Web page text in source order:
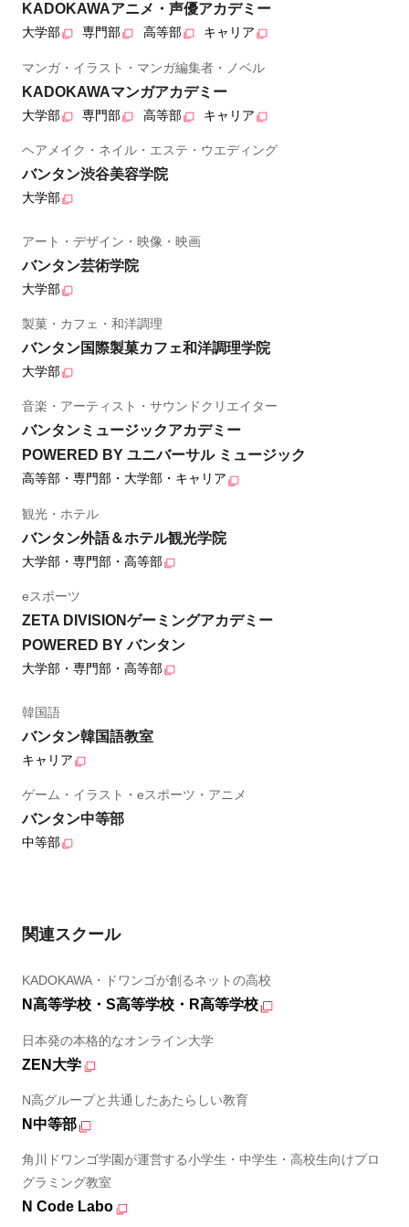
KADOKAWAアニメ・声優アカデミー
大学部 専門部 高等部 キャリア
マンガ・イラスト・マンガ編集者・ノベル
KADOKAWAマンガアカデミー
大学部 専門部 高等部 キャリア
ヘアメイク・ネイル・エステ・ウエディング
バンタン渋谷美容学院
大学部
アート・デザイン・映像・映画
バンタン芸術学院
大学部
製菓・カフェ・和洋調理
バンタン国際製菓カフェ和洋調理学院
大学部
音楽・アーティスト・サウンドクリエイター
バンタンミュージックアカデミー
POWERED BY ユニバーサル ミュージック
高等部・専門部・大学部・キャリア
観光・ホテル
バンタン外語＆ホテル観光学院
大学部・専門部・高等部
eスポーツ
ZETA DIVISIONゲーミングアカデミー
POWERED BY バンタン
大学部・専門部・高等部
韓国語
バンタン韓国語教室
キャリア
ゲーム・イラスト・eスポーツ・アニメ
バンタン中等部
中等部
関連スクール
KADOKAWA・ドワンゴが創るネットの高校
N高等学校・S高等学校・R高等学校
日本発の本格的なオンライン大学
ZEN大学
N高グループと共通したあたらしい教育
N中等部
角川ドワンゴ学園が運営する小学生・中学生・高校生向けプロ
グラミング教室
N Code Labo